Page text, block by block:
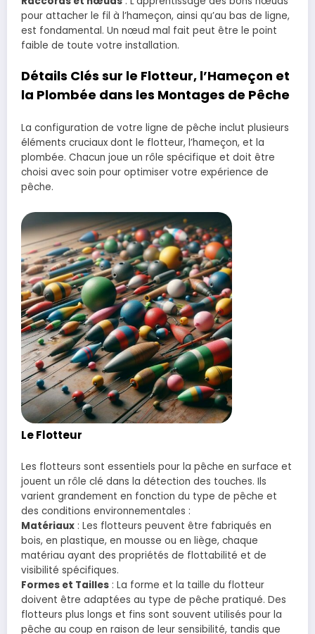
pour attacher le fil à l’hameçon, ainsi qu’au bas de ligne,
est fondamental. Un nœud mal fait peut être le point
faible de toute votre installation.
Détails Clés sur le Flotteur, l’Hameçon et
la Plombée dans les Montages de Pêche
La configuration de votre ligne de pêche inclut plusieurs
éléments cruciaux dont le flotteur, l’hameçon, et la
plombée. Chacun joue un rôle spécifique et doit être
choisi avec soin pour optimiser votre expérience de
pêche.
Le Flotteur
Les flotteurs sont essentiels pour la pêche en surface et
jouent un rôle clé dans la détection des touches. Ils
varient grandement en fonction du type de pêche et
des conditions environnementales :
Matériaux : Les flotteurs peuvent être fabriqués en
bois, en plastique, en mousse ou en liège, chaque
matériau ayant des propriétés de flottabilité et de
visibilité spécifiques.
Formes et Tailles : La forme et la taille du flotteur
doivent être adaptées au type de pêche pratiqué. Des
flotteurs plus longs et fins sont souvent utilisés pour la
pêche au coup en raison de leur sensibilité, tandis que